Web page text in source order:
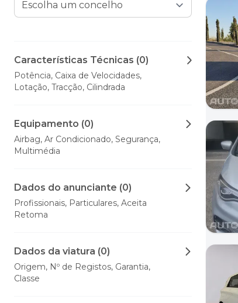
Características Técnicas (0)
Potência, Caixa de Velocidades,
Lotação, Tracção, Cilindrada
Equipamento (0)
Airbag, Ar Condicionado, Segurança,
Multimédia
Dados do anunciante (0)
Profissionais, Particulares, Aceita
Retoma
Dados da viatura (0)
Origem, Nº de Registos, Garantia,
Classe